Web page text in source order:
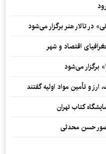
در تالار هنر برگزار می‌شود
اقتصاد و شهر
می‌شود
و تأمین مواد اولیه گفتند
کتاب تهران
حسن محدثی